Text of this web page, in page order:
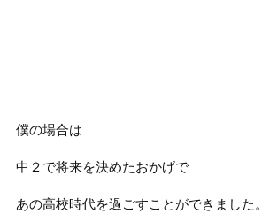
僕の場合は
中２で将来を決めたおかげで
あの高校時代を過ごすことができました。